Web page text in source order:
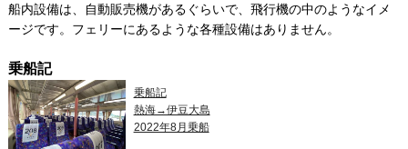
船内設備は、自動販売機があるぐらいで、飛行機の中のようなイメ
ージです。フェリーにあるような各種設備はありません。
乗船記
乗船記
熱海→伊豆大島
2022年8月乗船